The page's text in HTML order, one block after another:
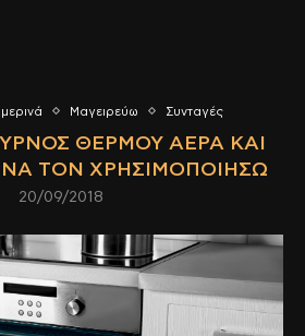
Μαγειρεύω Συνταγές
ΘΕΡΜΟΎ ΑΈΡΑ ΚΑΙ
ΤΟΝ ΧΡΗΣΙΜΟΠΟΙΉΣΩ
20/09/2018